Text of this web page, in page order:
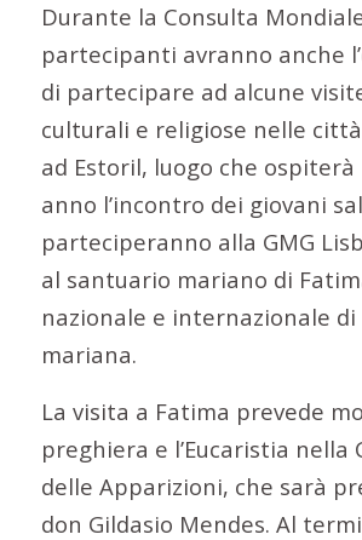
Durante la Consulta
partecipanti avranno anche
di partecipare ad alcune
culturali e religiose nelle
ad Estoril, luogo che
anno l’incontro dei giovani
parteciperanno alla GMG
al santuario mariano di
nazionale e internazionale di
mariana.
La visita a Fatima prevede
preghiera e l’Eucaristia nella
delle Apparizioni, che sarà
don Gildasio Mendes. Al